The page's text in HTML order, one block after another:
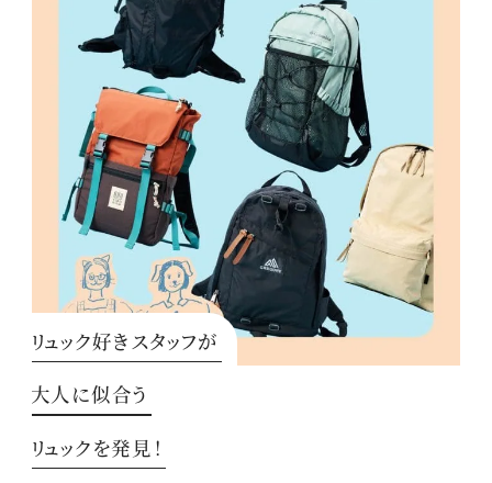
リュック好きスタッフが
大人に似合う
リュックを発見！